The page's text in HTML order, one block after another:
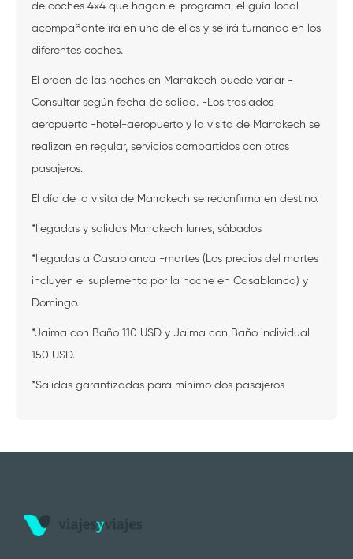
de coches 4x4 que hagan el programa, el guía local
acompañante irá en uno de ellos y se irá turnando en los
diferentes coches.
El orden de las noches en Marrakech puede variar -
Consultar según fecha de salida. -Los traslados
aeropuerto -hotel-aeropuerto y la visita de Marrakech se
realizan en regular, servicios compartidos con otros
pasajeros.
El día de la visita de Marrakech se reconfirma en destino.
*llegadas y salidas Marrakech lunes, sábados
*llegadas a Casablanca -martes (Los precios del martes
incluyen el suplemento por la noche en Casablanca) y
Domingo.
*Jaima con Baño 110 USD y Jaima con Baño individual
150 USD.
*Salidas garantizadas para mínimo dos pasajeros